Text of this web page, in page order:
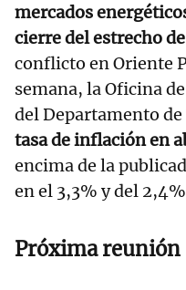
mercados
cierre del estrecho
conflicto en Oriente
semana, la Oficina
del Departamento de
tasa de inflación en
encima de la
en el 3,3% y del
Próxima reunión